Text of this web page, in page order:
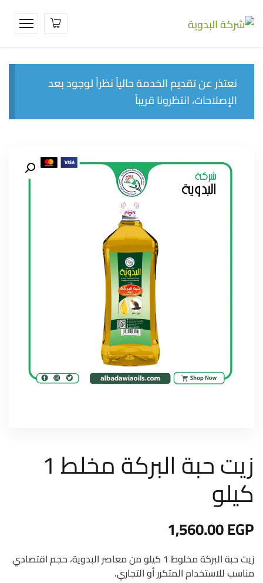
نعتذر عن تقديم الخدمة حالياً نظراً لوجود بعد
الإصلاحات، انتظرونا قريباً
زيت حبة البركة مخلط 1
كيلو
1,560.00EGP
زيت حبة البركة مخلوط 1 كيلو من معاصر البدوية، حجم اقتصادي
مناسب للاستخدام المتكرر أو التجاري.